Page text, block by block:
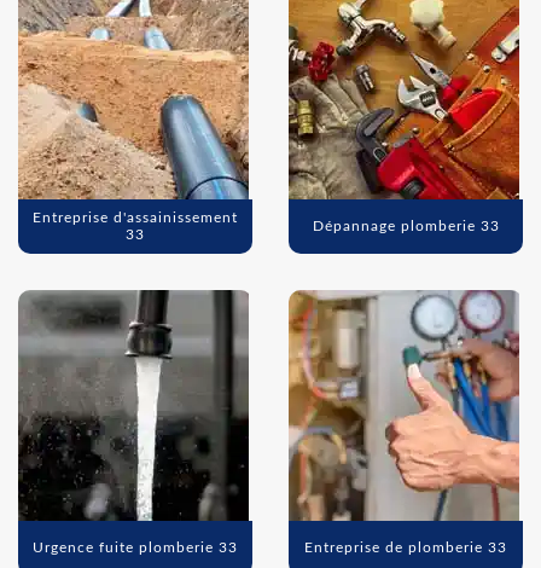
Entreprise d'assainissement
33
Dépannage plomberie 33
Urgence fuite plomberie 33 Entreprise de plomberie 33